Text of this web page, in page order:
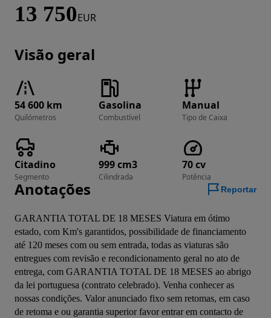
13 750EUR
Visão geral
54 600 km
Quilómetros
Gasolina
Combustível
Manual
Tipo de Caixa
Citadino
Segmento
999 cm3
Cilindrada
70 cv
Potência
Anotações Reportar
GARANTIA TOTAL DE 18 MESES Viatura em ótimo
estado, com Km's garantidos, possibilidade de financiamento
até 120 meses com ou sem entrada, todas as viaturas são
entregues com revisão e recondicionamento geral no ato de
entrega, com GARANTIA TOTAL DE 18 MESES ao abrigo
da lei portuguesa (contrato celebrado). Venha conhecer as
nossas condições. Valor anunciado fixo sem retomas, em caso
de retoma e ou garantia superior favor entrar em contacto de